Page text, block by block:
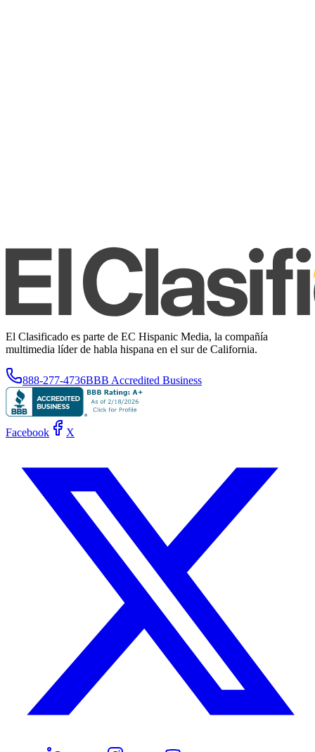
El Clasificado es parte de EC Hispanic Media, la compañía
multimedia líder de habla hispana en el sur de California.
888-277-4736BBB Accredited Business
Facebook X